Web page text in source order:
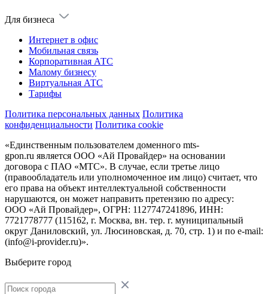
Для бизнеса
Интернет в офис
Мобильная связь
Корпоративная АТС
Малому бизнесу
Виртуальная АТС
Тарифы
Политика персональных данных Политика
конфиденциальности Политика cookie
«Единственным пользователем доменного mts-
gpon.ru является ООО «Ай Провайдер» на основании
договора с ПАО «МТС». В случае, если третье лицо
(правообладатель или уполномоченное им лицо) считает, что
его права на объект интеллектуальной собственности
нарушаются, он может направить претензию по адресу:
ООО «Ай Провайдер», ОГРН: 1127747241896, ИНН:
7721778777 (115162, г. Москва, вн. тер. г. муниципальный
округ Даниловский, ул. Люсиновская, д. 70, стр. 1) и по e-mail:
(info@i-provider.ru)».
Выберите город